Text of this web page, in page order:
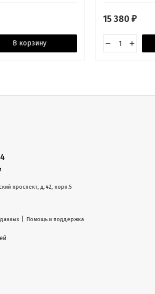
В корзину
15 380 ₽
проспект, д.42, корп.5
Помощь и поддержка